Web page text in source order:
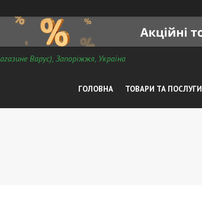
Варус), Запоріжжя, Україна
ГОЛОВНА ТОВАРИ ТА ПОСЛУГИ